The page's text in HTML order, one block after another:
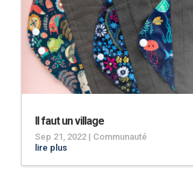
Il faut un village
Sep 21, 2022| Communauté
lire plus